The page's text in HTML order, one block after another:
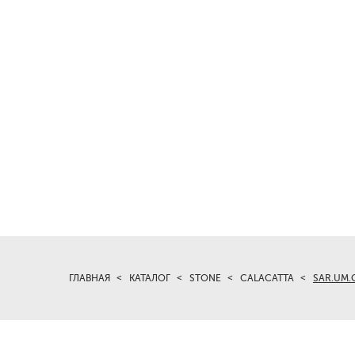
ГЛАВНАЯ КАТАЛОГ STONE CALACATTA